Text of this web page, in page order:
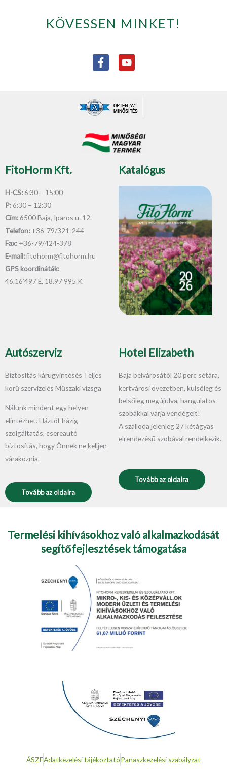
KÖVESSEN MINKET!
F
a
b
o
-
f
Y
o
u
b
FitoHorm Kft.
H-CS: 6:30 – 15:00
P: 6:30 – 12:30
Cím: 6500 Baja, Iparos u. 12.
Telefon: +36-79/321-244
Fax: +36-79/424-378
E-mail:fitohorm@fitohorm.hu
GPS koordináták:
46.16’497 É, 18.97’995 K
Katalógus
Autószerviz
Biztosítás kárügyintésés Teljes
körű szervizelés Műszaki vizsga
Nálunk mindent egy helyen
elintézhet. Háztól-házig
szolgáltatás, csereautó
biztosítás, hogy Önnek ne kelljen
várakoznia.
Tovább az oldalra
Hotel Elizabeth
Baja belvárosától 20 perc sétára,
kertvárosi övezetben, külsőleg és
belsőleg megújulva, hangulatos
szobákkal várja vendégeit!
A szálloda jelenleg 27 kétágyas
elrendezésű szobával rendelkezik.
Tovább az oldalra
Termelési kihívásokhoz való alkalmazkodását
segítőfejlesztések támogatása
ÁSZFAdatkezelési tájékoztatóPanaszkezelési szabályzat